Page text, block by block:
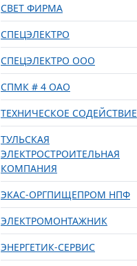
СВЕТ ФИРМА
СПЕЦЭЛЕКТРО
СПЕЦЭЛЕКТРО ООО
СПМК # 4 ОАО
ТЕХНИЧЕСКОЕ СОДЕЙСТВИЕ
ТУЛЬСКАЯ
ЭЛЕКТРОСТРОИТЕЛЬНАЯ
КОМПАНИЯ
ЭКАС-ОРГПИЩЕПРОМ НПФ
ЭЛЕКТРОМОНТАЖНИК
ЭНЕРГЕТИК-СЕРВИС